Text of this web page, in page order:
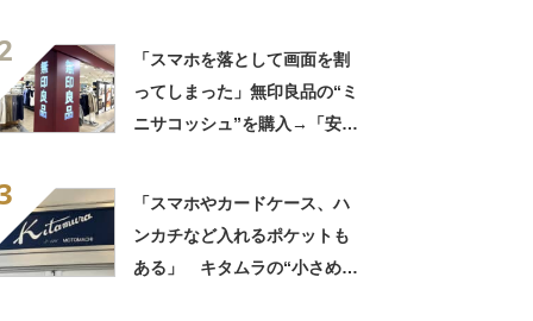
「スマホを落として画面を割
ってしまった」無印良品の“ミ
ニサコッシュ”を購入→「安心
「スマホやカードケース、ハ
ンカチなど入れるポケットも
ある」 キタムラの“小さめシ